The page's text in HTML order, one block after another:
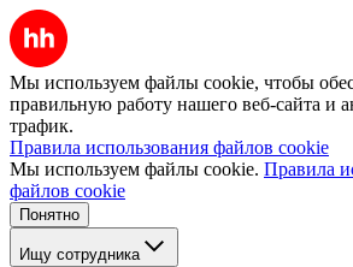
Мы используем файлы cookie, чтобы
правильную работу нашего веб-сайта и
трафик.
Правила использования файлов cookie
Мы используем файлы cookie. Правила
файлов cookie
Понятно
Ищу сотрудника